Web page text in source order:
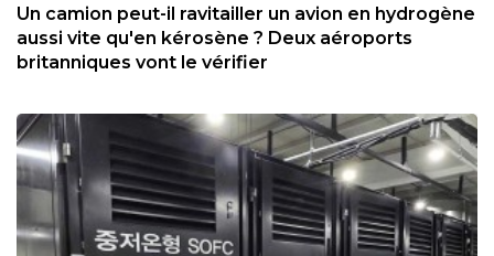
Un camion peut-il ravitailler un avion en hydrogène
aussi vite qu'en kérosène ? Deux aéroports
britanniques vont le vérifier